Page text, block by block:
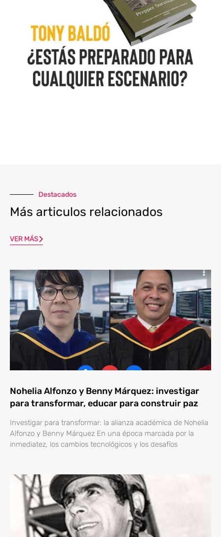
Destacados
Más articulos relacionados
VER MÁS
Nohelia Alfonzo y Benny Márquez: investigar
para transformar, educar para construir paz
Investigar para transformar: la alianza académica de Nohelia
Alfonzo y Benny Márquez En una época marcada por la
inmediatez, los cambios tecnológicos y los desafíos